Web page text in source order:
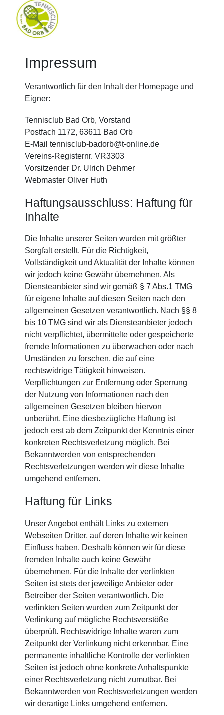
Impressum
Verantwortlich für den Inhalt der Homepage und
Eigner:
Tennisclub Bad Orb, Vorstand
Postfach 1172, 63611 Bad Orb
E-Mail tennisclub-badorb@t-online.de
Vereins-Registernr. VR3303
Vorsitzender Dr. Ulrich Dehmer
Webmaster Oliver Huth
Haftungsausschluss: Haftung für
Inhalte
Die Inhalte unserer Seiten wurden mit größter
Sorgfalt erstellt. Für die Richtigkeit,
Vollständigkeit und Aktualität der Inhalte können
wir jedoch keine Gewähr übernehmen. Als
Diensteanbieter sind wir gemäß § 7 Abs.1 TMG
für eigene Inhalte auf diesen Seiten nach den
allgemeinen Gesetzen verantwortlich. Nach §§ 8
bis 10 TMG sind wir als Diensteanbieter jedoch
nicht verpflichtet, übermittelte oder gespeicherte
fremde Informationen zu überwachen oder nach
Umständen zu forschen, die auf eine
rechtswidrige Tätigkeit hinweisen.
Verpflichtungen zur Entfernung oder Sperrung
der Nutzung von Informationen nach den
allgemeinen Gesetzen bleiben hiervon
unberührt. Eine diesbezügliche Haftung ist
jedoch erst ab dem Zeitpunkt der Kenntnis einer
konkreten Rechtsverletzung möglich. Bei
Bekanntwerden von entsprechenden
Rechtsverletzungen werden wir diese Inhalte
umgehend entfernen.
Haftung für Links
Unser Angebot enthält Links zu externen
Webseiten Dritter, auf deren Inhalte wir keinen
Einfluss haben. Deshalb können wir für diese
fremden Inhalte auch keine Gewähr
übernehmen. Für die Inhalte der verlinkten
Seiten ist stets der jeweilige Anbieter oder
Betreiber der Seiten verantwortlich. Die
verlinkten Seiten wurden zum Zeitpunkt der
Verlinkung auf mögliche Rechtsverstöße
überprüft. Rechtswidrige Inhalte waren zum
Zeitpunkt der Verlinkung nicht erkennbar. Eine
permanente inhaltliche Kontrolle der verlinkten
Seiten ist jedoch ohne konkrete Anhaltspunkte
einer Rechtsverletzung nicht zumutbar. Bei
Bekanntwerden von Rechtsverletzungen werden
wir derartige Links umgehend entfernen.